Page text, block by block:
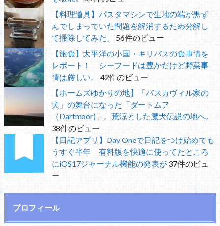
【料理道具】パスタマシンで生地の端が黒ず
んでしまっていた問題を解消するため分解し
て掃除してみた。
56件のビュー
【旅食】太平洋の小国・キリバスの食事情を
レポート！ シーフードは豊かだけど野菜事
情は厳しい。
42件のビュー
【ホームズゆかりの地】「バスカヴィル家の
犬」の舞台になった「ダートムア
（Dartmoor)」。荒涼とした魔犬伝説の地へ。
38件のビュー
【日記アプリ】Day Oneで日記をつけ始めても
うすぐ半年 有料版を快適に使ってたところ
にiOS17ジャーナル機能の発表が 37件のビュ
ー
プロフィール